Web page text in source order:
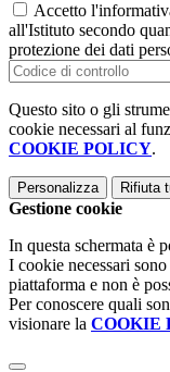
Accetto
all'Istituto secondo
protezione dei dati
Questo sito o gli
cookie necessari al
COOKIE POLICY.
Personalizza Rifiuta
Gestione cookie
In questa schermata è
I cookie necessari
piattaforma e non è
Per conoscere quali
visionare la COOKIE